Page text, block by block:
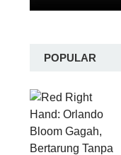
POPULAR